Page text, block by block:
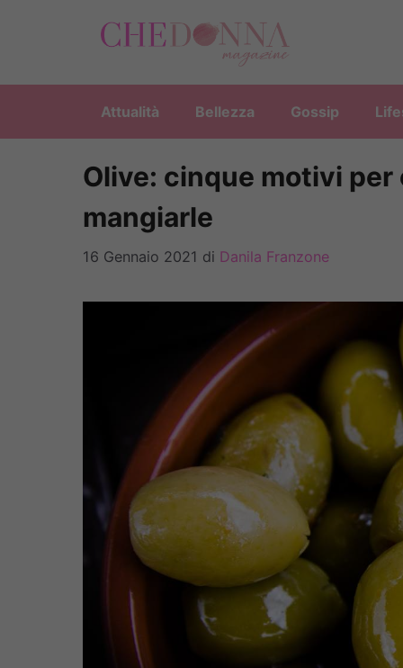
Attualità Bellezza Gossip
Olive: cinque motivi
mangiarle
16 Gennaio 2021 di Danila Franzone